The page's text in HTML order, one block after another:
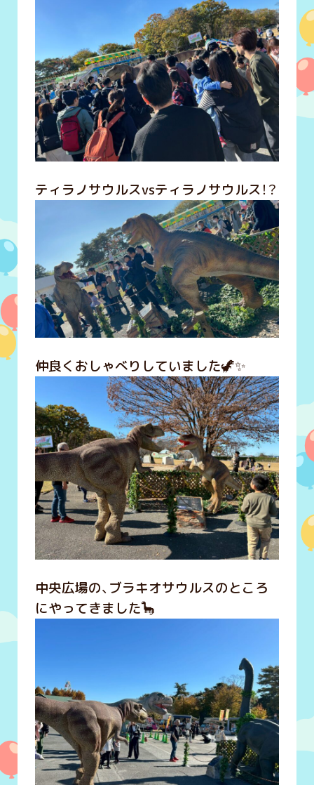
ティラノサウルスvsティラノサウルス！？
仲良くおしゃべりしていました🦖✨
中央広場の、ブラキオサウルスのところ
にやってきました🦕